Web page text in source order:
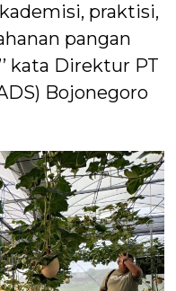
praktisi,
pangan
kata Direktur PT
Bojonegoro